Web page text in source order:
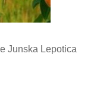
Junska Lepotica